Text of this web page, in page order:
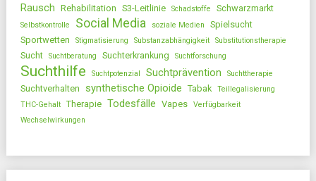
Rausch Rehabilitation S3-Leitlinie Schadstoffe Schwarzmarkt
Selbstkontrolle Social Media soziale Medien
Spielsucht
Sportwetten
Stigmatisierung Substanzabhängigkeit Substitutionstherapie
Sucht Suchtberatung Suchterkrankung Suchtforschung
Suchthilfe Suchtpotenzial Suchtprävention Suchttherapie
Suchtverhalten synthetische Opioide Tabak
Teillegalisierung
THC-Gehalt
Therapie Todesfälle Vapes
Verfügbarkeit
Wechselwirkungen